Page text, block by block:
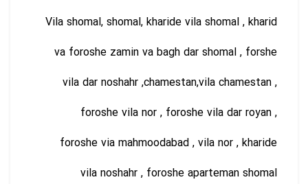
Vila shomal, shomal, kharide vila shomal , kharid
va foroshe zamin va bagh dar shomal , forshe
vila dar noshahr ,chamestan,vila chamestan ,
foroshe vila nor , foroshe vila dar royan ,
foroshe via mahmoodabad , vila nor , kharide
vila noshahr , foroshe aparteman shomal